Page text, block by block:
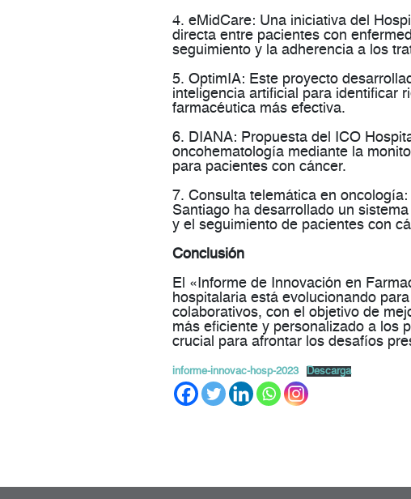
4. eMidCare: Una iniciativa del
directa entre pacientes con
seguimiento y la adherencia a los
5. OptimIA: Este proyecto
inteligencia artificial para identificar
farmacéutica más efectiva​​.
6. DIANA: Propuesta del ICO
oncohematología mediante la
para pacientes con cáncer​​.
7. Consulta telemática en oncología:
Santiago ha desarrollado un
y el seguimiento de pacientes con
Conclusión
El «Informe de Innovación en
hospitalaria está evolucionando
colaborativos, con el objetivo de
más eficiente y personalizado a los
crucial para afrontar los desafíos
informe-innovac-hosp-2023 Descarga